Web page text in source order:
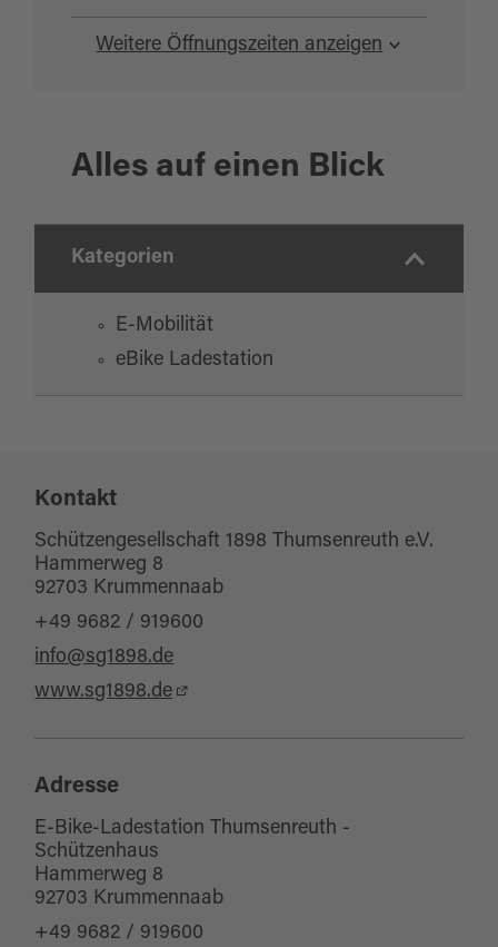
Weitere Öffnungszeiten anzeigen
Alles auf einen Blick
Kategorien
E-Mobilität
eBike Ladestation
Kontakt
Schützengesellschaft 1898 Thumsenreuth e.V.
Hammerweg 8
92703 Krummennaab
+49 9682 / 919600
info@sg1898.de
www.sg1898.de
Adresse
E-Bike-Ladestation Thumsenreuth -
Schützenhaus
Hammerweg 8
92703 Krummennaab
+49 9682 / 919600